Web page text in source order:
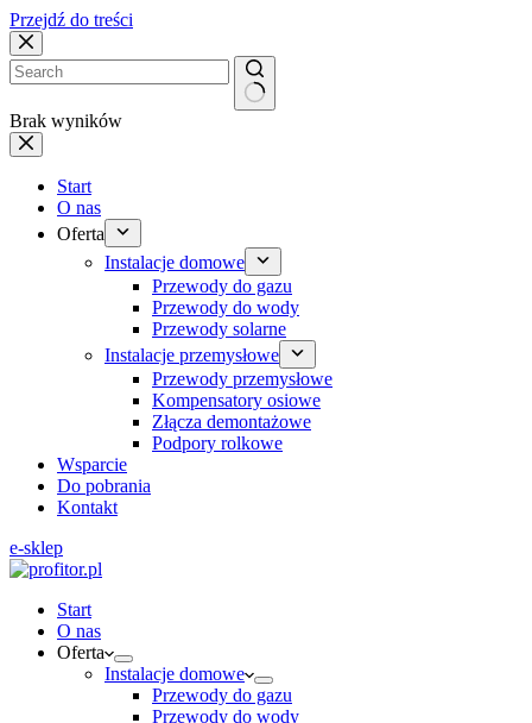
Przejdź do treści
Brak wyników
Start
O nas
Oferta
Instalacje domowe
Przewody do gazu
Przewody do wody
Przewody solarne
Instalacje przemysłowe
Przewody przemysłowe
Kompensatory osiowe
Złącza demontażowe
Podpory rolkowe
Wsparcie
Do pobrania
Kontakt
e-sklep
Start
O nas
Oferta
Instalacje domowe
Przewody do gazu
Przewody do wody